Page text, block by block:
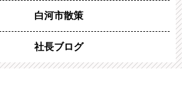
白河市散策
社長ブログ